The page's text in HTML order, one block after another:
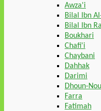
Awza'i
Bilal Ibn
Bilal Ibn
Boukhari
Chafi'i
Chaybani
Dahhak
Darimi
Dhoun-
Farra
Fatimah